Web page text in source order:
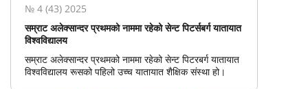
№ 4 (43) 2025
सम्राट अलेक्सान्दर प्रथमको नाममा रहेको सेन्ट पिटर्सबर्ग यातायात
विश्वविद्यालय
सम्राट अलेक्सान्दर प्रथमको नाममा रहेको सेन्ट पिटरबर्ग यातायात
विश्वविद्यालय रूसको पहिलो उच्च यातायात शैक्षिक संस्था हो।